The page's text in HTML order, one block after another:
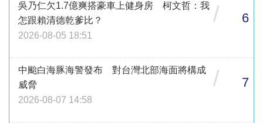
吳乃仁欠1.7億爽搭豪車上健身房 柯文哲：我
怎跟賴清德乾爹比？
2026-08-05 18:51
/ 6
中颱白海豚海警發布 對台灣北部海面將構成
威脅
2026-08-07 14:58
/ 7